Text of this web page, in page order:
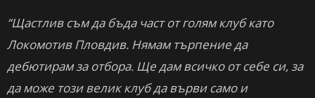
“Щастлив съм да бъда част от голям клуб като
Локомотив Пловдив. Нямам търпение да
дебютирам за отбора. Ще дам всичко от себе си, за
да може този велик клуб да върви само и